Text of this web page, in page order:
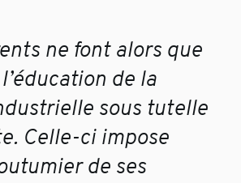
ne font alors que
de la
sous tutelle
Celle-ci impose
de ses